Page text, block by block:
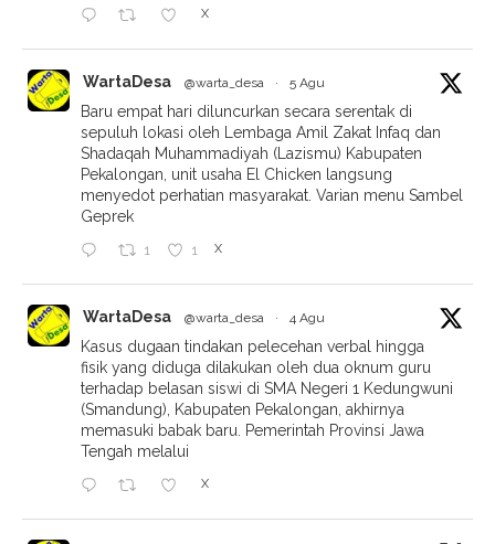
X
WartaDesa @warta_desa · 5 Agu
Baru empat hari diluncurkan secara serentak di
sepuluh lokasi oleh Lembaga Amil Zakat Infaq dan
Shadaqah Muhammadiyah (Lazismu) Kabupaten
Pekalongan, unit usaha El Chicken langsung
menyedot perhatian masyarakat. Varian menu Sambel
Geprek
1 1 X
WartaDesa @warta_desa · 4 Agu
Kasus dugaan tindakan pelecehan verbal hingga
fisik yang diduga dilakukan oleh dua oknum guru
terhadap belasan siswi di SMA Negeri 1 Kedungwuni
(Smandung), Kabupaten Pekalongan, akhirnya
memasuki babak baru. Pemerintah Provinsi Jawa
Tengah melalui
X